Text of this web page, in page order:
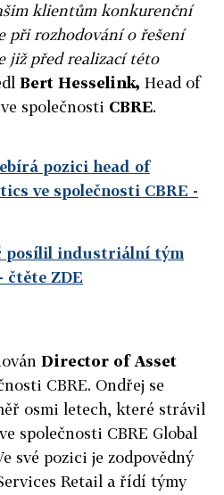
klientům konkurenční
při rozhodování o řešení
již před realizací této
Bert Hesselink, Head of
společnosti CBRE.
pozici head of
ve společnosti CBRE -
posílil industriální tým
- čtěte ZDE
Director of Asset
CBRE. Ondřej se
osmi letech, které strávil
společnosti CBRE Global
své pozici je zodpovědný
Retail a řídí týmy